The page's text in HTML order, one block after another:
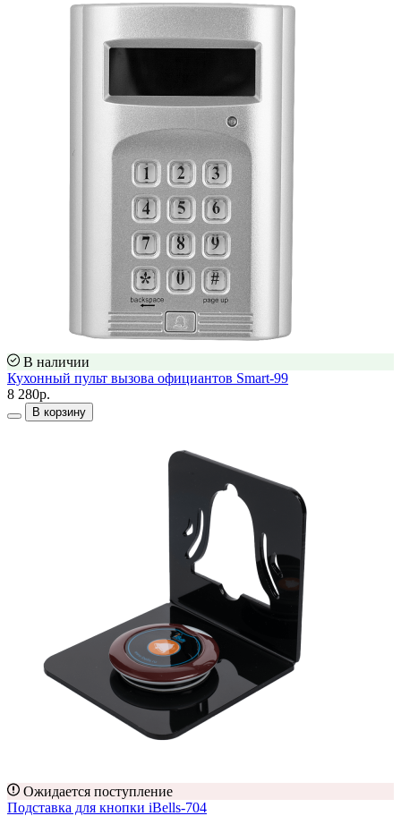
В наличии
Кухонный пульт вызова официантов Smart-99
8 280р.
В корзину
Ожидается поступление
Подставка для кнопки iBells-704